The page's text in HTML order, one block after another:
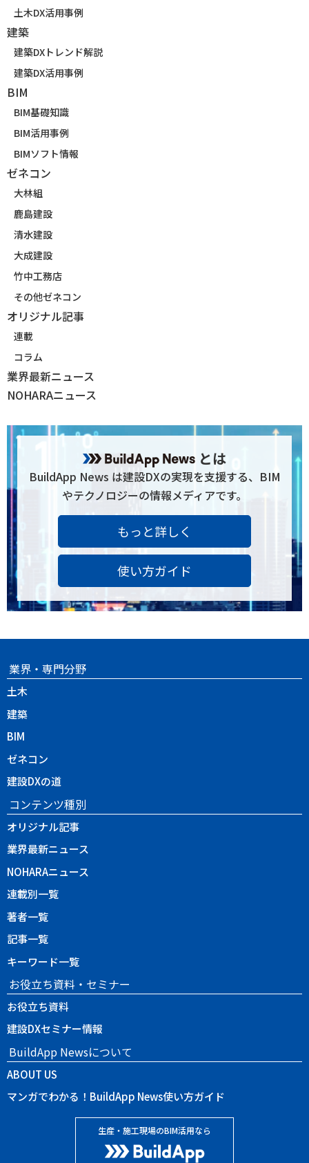
土木DX活用事例
建築
建築DXトレンド解説
建築DX活用事例
BIM
BIM基礎知識
BIM活用事例
BIMソフト情報
ゼネコン
大林組
鹿島建設
清水建設
大成建設
竹中工務店
その他ゼネコン
オリジナル記事
連載
コラム
業界最新ニュース
NOHARAニュース
とは
BuildApp News は建設DXの実現を支援する、BIM
やテクノロジーの情報メディアです。
もっと詳しく
使い方ガイド
業界・専門分野
土木
建築
BIM
ゼネコン
建設DXの道
コンテンツ種別
オリジナル記事
業界最新ニュース
NOHARAニュース
連載別一覧
著者一覧
記事一覧
キーワード一覧
お役立ち資料・セミナー
お役立ち資料
建設DXセミナー情報
BuildApp Newsについて
ABOUT US
マンガでわかる！BuildApp News使い方ガイド
生産・施工現場のBIM活用なら